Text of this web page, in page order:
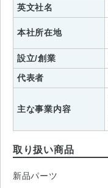
英文社名
本社所在地
設立/創業
代表者
主な事業内容
取り扱い商品
新品パーツ